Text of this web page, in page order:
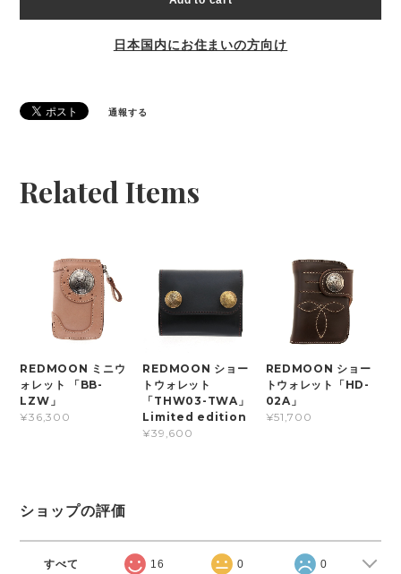
日本国内にお住まいの方向け
通報する
Related Items
REDMOON ミニウ
ォレット 「BB-
LZW」
¥36,300
REDMOON ショー
トウォレット
「THW03-TWA」
Limited edition
¥39,600
REDMOON ショー
トウォレット「HD-
02A」
¥51,700
ショップの評価
すべて 16 0 0